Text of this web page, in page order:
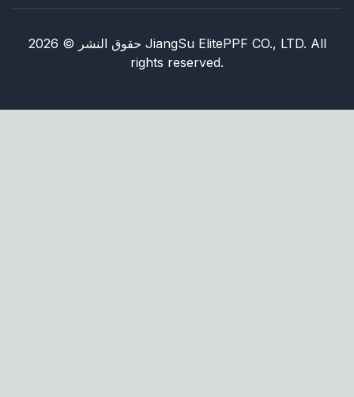
حقوق النشر ©
2026
JiangSu ElitePPF CO., LTD. All
rights reserved.